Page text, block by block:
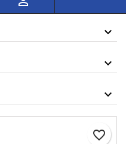
favorite_border